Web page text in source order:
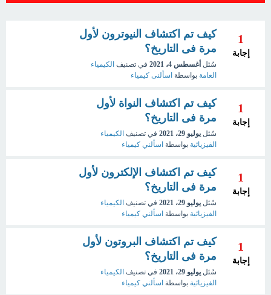
1
إجابة
كيف تم اكتشاف النيوترون لأول
مرة فى التاريخ؟
سُئل أغسطس 4، 2021 في تصنيف الكيمياء
العامة بواسطة اسألنى كيمياء
1
إجابة
كيف تم اكتشاف النواة لأول
مرة فى التاريخ؟
سُئل يوليو 29، 2021 في تصنيف الكيمياء
الفيزيائية بواسطة اسألني كيمياء
1
إجابة
كيف تم اكتشاف الإلكترون لأول
مرة فى التاريخ؟
سُئل يوليو 29، 2021 في تصنيف الكيمياء
الفيزيائية بواسطة اسألني كيمياء
1
إجابة
كيف تم اكتشاف البروتون لأول
مرة فى التاريخ؟
سُئل يوليو 29، 2021 في تصنيف الكيمياء
الفيزيائية بواسطة اسألني كيمياء